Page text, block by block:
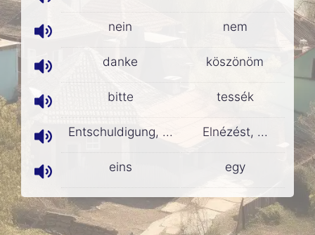
nein nem
danke köszönöm
bitte tessék
Entschuldigung, ... Elnézést, ...
eins egy